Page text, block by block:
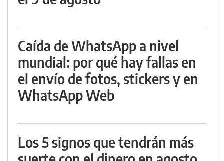
Caída de WhatsApp a nivel
mundial: por qué hay fallas en
el envío de fotos, stickers y en
WhatsApp Web
Los 5 signos que tendrán más